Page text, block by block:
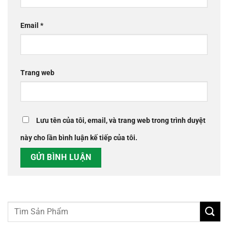
Email *
Trang web
Lưu tên của tôi, email, và trang web trong trình duyệt
này cho lần bình luận kế tiếp của tôi.